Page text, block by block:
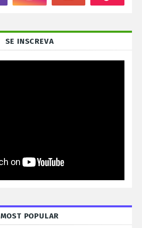
SE INSCREVA
MOST POPULAR